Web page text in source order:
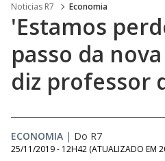
Noticias R7 Economia
'Estamos
passo da
diz professor
ECONOMIA | Do R7
25/11/2019 - 12H42 (ATUALIZADO EM